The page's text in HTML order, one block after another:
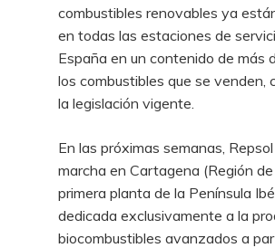
combustibles renovables ya
en todas las estaciones de
España en un contenido de más
los combustibles que se venden,
la legislación vigente.
En las próximas semanas,
marcha en Cartagena (Región
primera planta de la Península
dedicada exclusivamente a la
biocombustibles avanzados a